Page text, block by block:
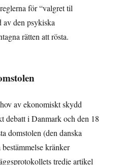
för “valgret til
av den psykiska
rätten att rösta.
av ekonomiskt skydd
debatt i Danmark och den 18
domstolen (den danska
kränker
tredje artikel